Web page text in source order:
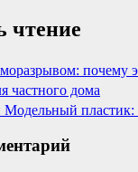
чтение
почему
частного дома
пластик: